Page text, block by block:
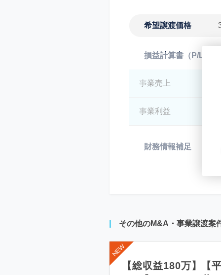
希望譲渡価格
損益計算書（P/L）
事業売上
事業利益
財務情報補足
その他のM&A・事業譲渡案
【総収益180万】【